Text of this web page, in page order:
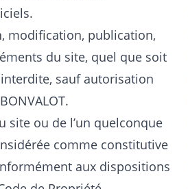
modification, publication,
du site, quel que soit
sauf autorisation
site ou de l’un quelconque
comme constitutive
aux dispositions